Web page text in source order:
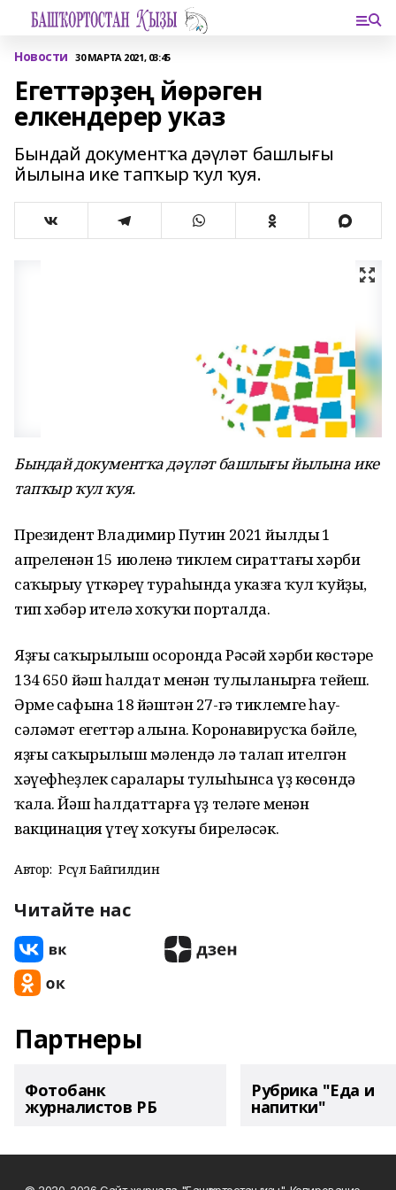
Новости 30 МАРТА 2021, 03:45
Егеттәрҙең йөрәген
елкендерер указ
Бындай документҡа дәүләт башлығы
йылына ике тапҡыр ҡул ҡуя.
Бындай документҡа дәүләт башлығы йылына ике
тапҡыр ҡул ҡуя.
Президент Владимир Путин 2021 йылдың 1
апреленән 15 июленә тиклем сираттағы хәрби
саҡырыу үткәреү тураһында указға ҡул ҡуйҙы,
тип хәбәр ителә хоҡуҡи порталда.
Яҙғы саҡырылыш осоронда Рәсәй хәрби көстәре
134 650 йәш һалдат менән тулыланырға тейеш.
Әрме сафына 18 йәштән 27-гә тиклемге һау-
сәләмәт егеттәр алына. Коронавирусҡа бәйле,
яҙғы саҡырылыш мәлендә лә талап ителгән
хәүефһеҙлек саралары тулыһынса үҙ көсөндә
ҡала. Йәш һалдаттарға үҙ теләге менән
вакцинация үтеү хоҡуғы биреләсәк.
Автор: Рәсүл Байгилдин
Читайте нас
Партнеры
Фотобанк
журналистов РБ
Рубрика "Еда и
напитки"